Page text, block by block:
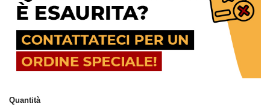
Quantità